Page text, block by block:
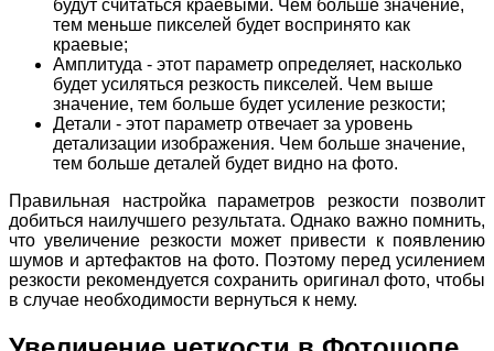
будут считаться краевыми. Чем больше значение,
тем меньше пикселей будет воспринято как
краевые;
Амплитуда - этот параметр определяет, насколько
будет усиляться резкость пикселей. Чем выше
значение, тем больше будет усиление резкости;
Детали - этот параметр отвечает за уровень
детализации изображения. Чем больше значение,
тем больше деталей будет видно на фото.
Правильная настройка параметров резкости позволит
добиться наилучшего результата. Однако важно помнить,
что увеличение резкости может привести к появлению
шумов и артефактов на фото. Поэтому перед усилением
резкости рекомендуется сохранить оригинал фото, чтобы
в случае необходимости вернуться к нему.